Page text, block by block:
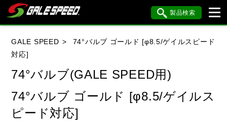
製品検索
HONDA YAMAHA SUZUKI
KAWASAKI
GALE SPEED
74°バルブ ゴールド [φ8.5/ゲイルスピード
対応]
74°バルブ(GALE SPEED用)
74°バルブ ゴールド [φ8.5/ゲイルス
ピード対応]